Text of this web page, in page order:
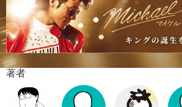
著者